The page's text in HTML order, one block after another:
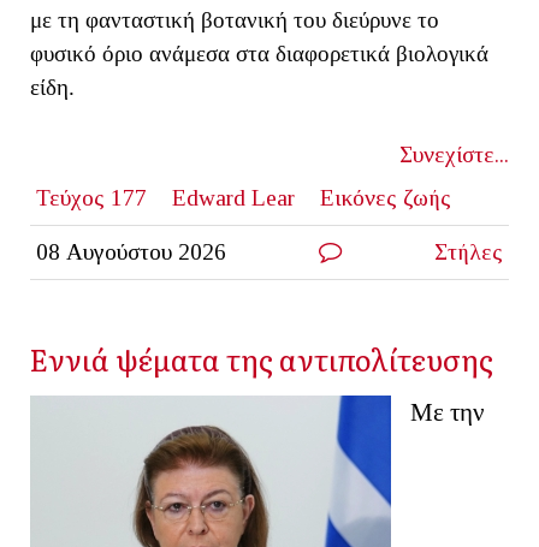
με τη φανταστική βοτανική του διεύρυνε το
φυσικό όριο ανάμεσα στα διαφορετικά βιολογικά
είδη.
Συνεχίστε...
Τεύχος 177
Edward Lear Εικόνες ζωής
08 Αυγούστου 2026 Στήλες
Εννιά ψέματα της αντιπολίτευσης
Με την